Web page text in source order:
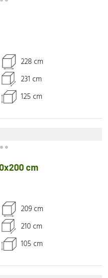
228 cm
231 cm
125 cm
cm
209 cm
210 cm
105 cm